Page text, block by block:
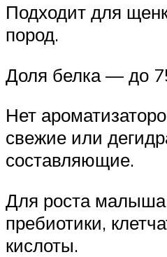
Подходит для
пород.
Доля белка — до
Нет
свежие или
составляющие.
Для роста малыша
пребиотики,
кислоты.